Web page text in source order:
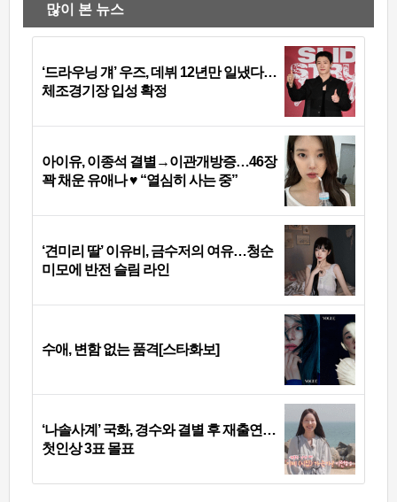
많이 본 뉴스
‘드라우닝 걔’ 우즈, 데뷔 12년만 일냈다…
체조경기장 입성 확정
아이유, 이종석 결별→이관개방증…46장
꽉 채운 유애나 ♥ “열심히 사는 중”
‘견미리 딸’ 이유비, 금수저의 여유…청순
미모에 반전 슬림 라인
수애, 변함 없는 품격[스타화보]
‘나솔사계’ 국화, 경수와 결별 후 재출연…
첫인상 3표 몰표